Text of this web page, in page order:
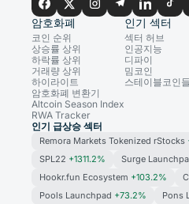
암호화폐
코인 순위
상승률 상위
하락률 상위
거래량 상위
하이라이트
암호화폐 변환기
Altcoin Season Index
RWA Tracker
인기 섹터
섹터 허브
인공지능
디파이
밈코인
스테이블코인들
인기 급상승 섹터
Remora Markets Tokenized rStocks
SPL22 +1311.2% Surge
Hookr.fun Ecosystem +103.2%
Pools Launchpad +73.2% Pons